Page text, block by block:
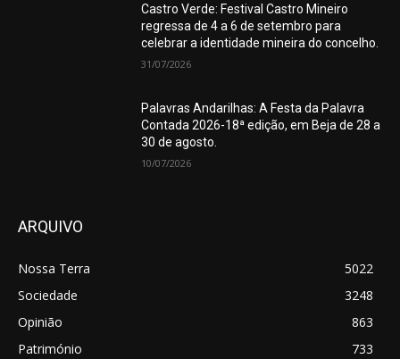
Castro Verde: Festival Castro Mineiro
regressa de 4 a 6 de setembro para
celebrar a identidade mineira do concelho.
31/07/2026
Palavras Andarilhas: A Festa da Palavra
Contada 2026-18ª edição, em Beja de 28 a
30 de agosto.
10/07/2026
ARQUIVO
Nossa Terra
5022
Sociedade
3248
Opinião
863
Património
733